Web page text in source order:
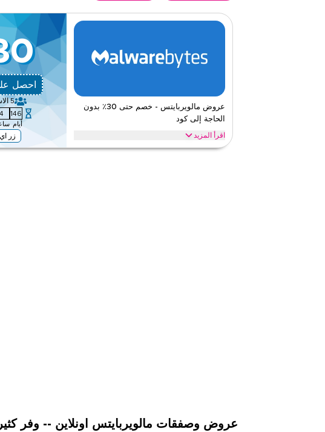
عروض مالويربايتس - خصم حتى 30٪ بدون
الحاجة إلى كود
اقرأ المزيد
احصل
5
146
أيام
زر
عروض حصرية تصل إلى 30% على مالويربايتس. وفر على الخدمات من خلال الويب/التطبيق
عروض وصفقات مالويربايتس اونلاين -- وفر